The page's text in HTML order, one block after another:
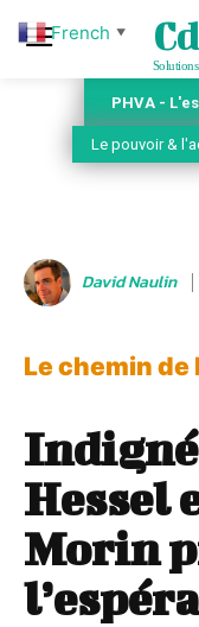
PHVA -
Le pouvoir &
David Naulin
Le chemin de
Hessel
Morin
French ▼